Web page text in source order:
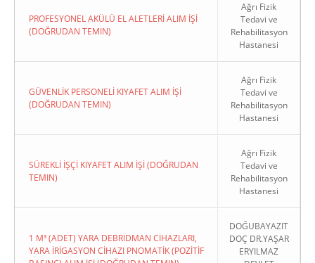
PROFESYONEL AKÜLÜ EL ALETLERİ ALIM İŞİ
(DOĞRUDAN TEMIN)
Ağrı Fizik
Tedavi ve
Rehabilitasyon
Hastanesi
GÜVENLİK PERSONELİ KIYAFET ALIM İŞİ
(DOĞRUDAN TEMIN)
Ağrı Fizik
Tedavi ve
Rehabilitasyon
Hastanesi
SÜREKLİ İŞÇİ KIYAFET ALIM İŞİ (DOĞRUDAN
TEMIN)
Ağrı Fizik
Tedavi ve
Rehabilitasyon
Hastanesi
1 M³ (ADET) YARA DEBRİDMAN CİHAZLARI,
YARA İRİGASYON CİHAZI PNOMATİK (POZİTİF
DOĞUBAYAZIT
DOÇ DR.YAŞAR
ERYILMAZ